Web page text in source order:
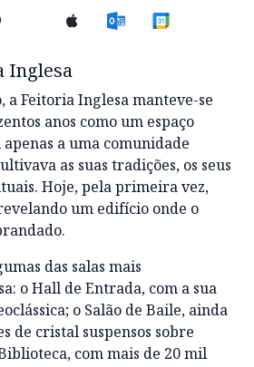
Inglesa
a Feitoria Inglesa manteve-se
anos como um espaço
a uma comunidade
as suas tradições, os seus
Hoje, pela primeira vez,
um edifício onde o
das salas mais
o Hall de Entrada, com a sua
o Salão de Baile, ainda
de cristal suspensos sobre
com mais de 20 mil